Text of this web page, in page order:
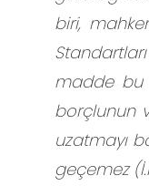
biri,
madde bu
borçlunun
uzatmayı
geçemez